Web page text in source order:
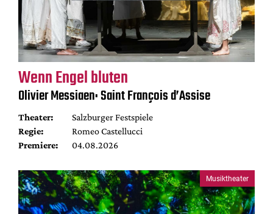
Wenn Engel bluten
Olivier Messiaen: Saint François d’Assise
Theater:
Salzburger Festspiele
Regie:
Romeo Castellucci
Premiere:
04.08.2026
Musiktheater